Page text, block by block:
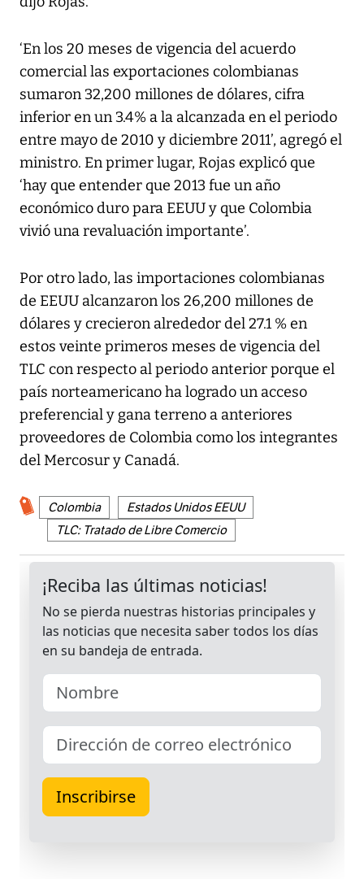
‘En los 20 meses de vigencia del acuerdo
comercial las exportaciones colombianas
sumaron 32,200 millones de dólares, cifra
inferior en un 3.4% a la alcanzada en el periodo
entre mayo de 2010 y diciembre 2011’, agregó el
ministro. En primer lugar, Rojas explicó que
‘hay que entender que 2013 fue un año
económico duro para EEUU y que Colombia
vivió una revaluación importante’.
Por otro lado, las importaciones colombianas
de EEUU alcanzaron los 26,200 millones de
dólares y crecieron alrededor del 27.1 % en
estos veinte primeros meses de vigencia del
TLC con respecto al periodo anterior porque el
país norteamericano ha logrado un acceso
preferencial y gana terreno a anteriores
proveedores de Colombia como los integrantes
del Mercosur y Canadá.
Colombia
Estados Unidos EEUU
TLC: Tratado de Libre Comercio